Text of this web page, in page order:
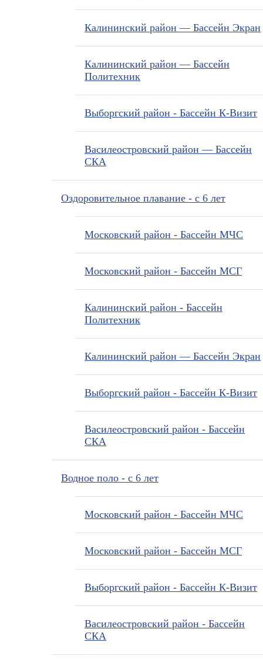
Калининский район — Бассейн Экран
Калининский район — Бассейн
Политехник
Выборгский район - Бассейн К-Визит
Василеостровский район — Бассейн
СКА
Оздоровительное плавание - с 6 лет
Московский район - Бассейн МЧС
Московский район - Бассейн МСГ
Калининский район - Бассейн
Политехник
Калининский район — Бассейн Экран
Выборгский район - Бассейн К-Визит
Василеостровский район - Бассейн
СКА
Водное поло - с 6 лет
Московский район - Бассейн МЧС
Московский район - Бассейн МСГ
Выборгский район - Бассейн К-Визит
Василеостровский район - Бассейн
СКА